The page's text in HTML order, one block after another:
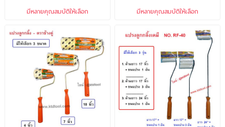
มีหลายคุณสมบัติให้เลือก
NO.999 - ALLWAYS
มีหลายคุณสมบัติให้เลือก